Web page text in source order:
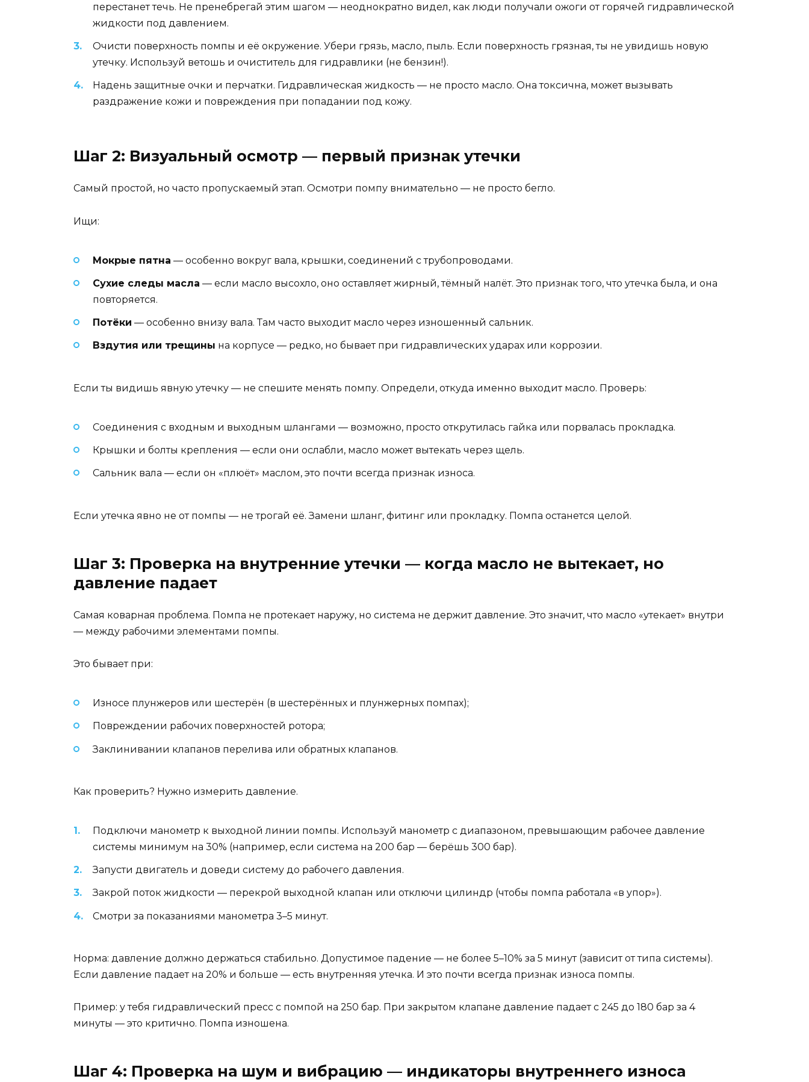
перестанет течь. Не пренебрегай этим шагом — неоднократно видел, как люди получали ожоги от горячей гидравлической
жидкости под давлением.
Очисти поверхность помпы и её окружение. Убери грязь, масло, пыль. Если поверхность грязная, ты не увидишь новую
утечку. Используй ветошь и очиститель для гидравлики (не бензин!).
Надень защитные очки и перчатки. Гидравлическая жидкость — не просто масло. Она токсична, может вызывать
раздражение кожи и повреждения при попадании под кожу.
Шаг 2: Визуальный осмотр — первый признак утечки
Самый простой, но часто пропускаемый этап. Осмотри помпу внимательно — не просто бегло.
Ищи:
Мокрые пятна — особенно вокруг вала, крышки, соединений с трубопроводами.
Сухие следы масла — если масло высохло, оно оставляет жирный, тёмный налёт. Это признак того, что утечка была, и она
повторяется.
Потёки — особенно внизу вала. Там часто выходит масло через изношенный сальник.
Вздутия или трещины на корпусе — редко, но бывает при гидравлических ударах или коррозии.
Если ты видишь явную утечку — не спешите менять помпу. Определи, откуда именно выходит масло. Проверь:
Соединения с входным и выходным шлангами — возможно, просто открутилась гайка или порвалась прокладка.
Крышки и болты крепления — если они ослабли, масло может вытекать через щель.
Сальник вала — если он «плюёт» маслом, это почти всегда признак износа.
Если утечка явно не от помпы — не трогай её. Замени шланг, фитинг или прокладку. Помпа останется целой.
Шаг 3: Проверка на внутренние утечки — когда масло не вытекает, но
давление падает
Самая коварная проблема. Помпа не протекает наружу, но система не держит давление. Это значит, что масло «утекает» внутри
— между рабочими элементами помпы.
Это бывает при:
Износе плунжеров или шестерён (в шестерённых и плунжерных помпах);
Повреждении рабочих поверхностей ротора;
Заклинивании клапанов перелива или обратных клапанов.
Как проверить? Нужно измерить давление.
Подключи манометр к выходной линии помпы. Используй манометр с диапазоном, превышающим рабочее давление
системы минимум на 30% (например, если система на 200 бар — берёшь 300 бар).
Запусти двигатель и доведи систему до рабочего давления.
Закрой поток жидкости — перекрой выходной клапан или отключи цилиндр (чтобы помпа работала «в упор»).
Смотри за показаниями манометра 3–5 минут.
Норма: давление должно держаться стабильно. Допустимое падение — не более 5–10% за 5 минут (зависит от типа системы).
Если давление падает на 20% и больше — есть внутренняя утечка. И это почти всегда признак износа помпы.
Пример: у тебя гидравлический пресс с помпой на 250 бар. При закрытом клапане давление падает с 245 до 180 бар за 4
минуты — это критично. Помпа изношена.
Шаг 4: Проверка на шум и вибрацию — индикаторы внутреннего износа